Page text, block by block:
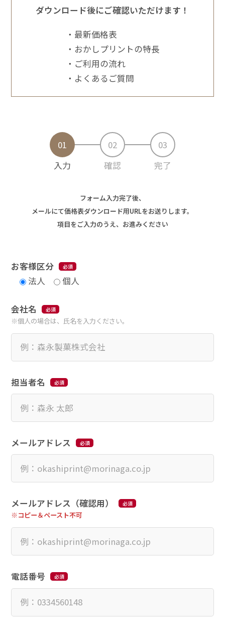
ダウンロード後にご確認いただけます！
最新価格表
おかしプリントの特⻑
ご利⽤の流れ
よくあるご質問
01
入力
02
確認
03
完了
フォーム入力完了後、
メールにて価格表ダウンロード用URLをお送りします。
項目をご入力のうえ、お進みください
お客様区分
法人
個人
会社名
※個人の場合は、氏名を入力ください。
担当者名
メールアドレス
メールアドレス（確認用）
※コピー＆ペースト不可
電話番号